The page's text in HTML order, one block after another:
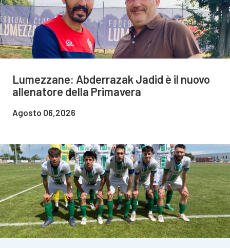
Lumezzane: Abderrazak Jadid è il nuovo
allenatore della Primavera
Agosto 06,2026